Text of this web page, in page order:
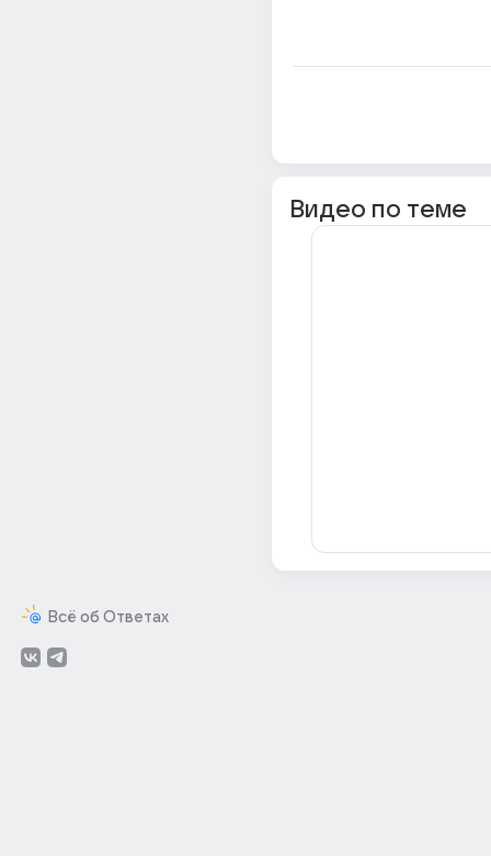
Всё об Ответах
Видео по теме